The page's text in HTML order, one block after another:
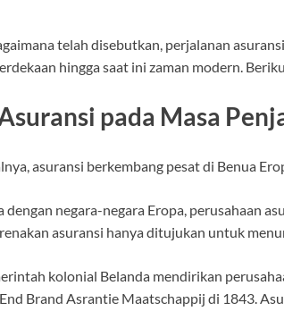
telah disebutkan, perjalanan
hingga saat ini zaman modern.
pada Masa
asuransi berkembang pesat di Benua
dengan negara-negara Eropa, perusahaan
asuransi hanya ditujukan untuk
kolonial Belanda mendirikan
Brand Asrantie Maatschappij di 1843.